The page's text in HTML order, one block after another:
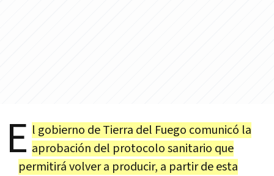
E l gobierno de Tierra del Fuego comunicó la
aprobación del protocolo sanitario que
permitirá volver a producir, a partir de esta